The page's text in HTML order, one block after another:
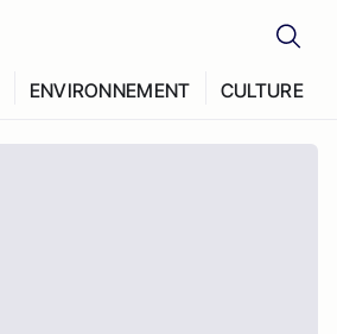
ENVIRONNEMENT CULTURE